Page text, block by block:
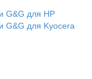
G&G для HP
G&G для Kyocera